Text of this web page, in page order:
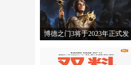
博德之门3将于2023年正式发